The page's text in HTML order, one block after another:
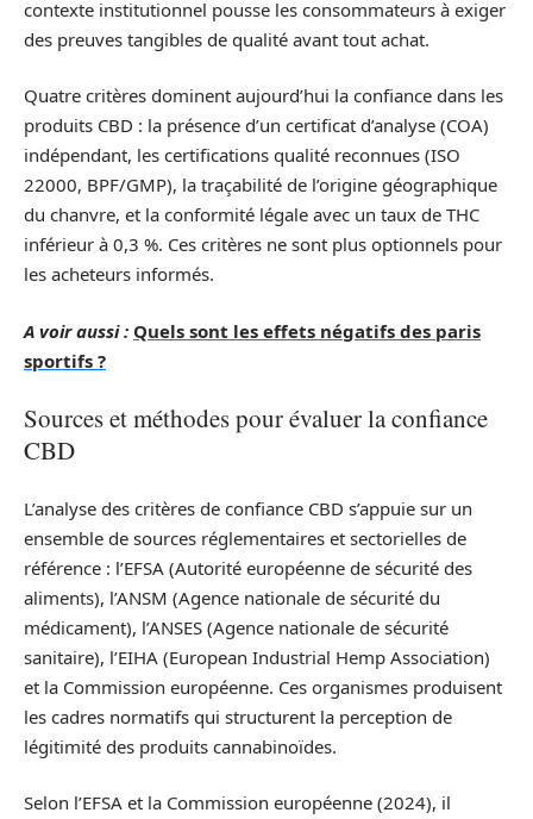
contexte institutionnel pousse les consommateurs à exiger
des preuves tangibles de qualité avant tout achat.
Quatre critères dominent aujourd’hui la confiance dans les
produits CBD : la présence d’un certificat d’analyse (COA)
indépendant, les certifications qualité reconnues (ISO
22000, BPF/GMP), la traçabilité de l’origine géographique
du chanvre, et la conformité légale avec un taux de THC
inférieur à 0,3 %. Ces critères ne sont plus optionnels pour
les acheteurs informés.
A voir aussi : Quels sont les effets négatifs des paris
sportifs ?
Sources et méthodes pour évaluer la confiance
CBD
L’analyse des critères de confiance CBD s’appuie sur un
ensemble de sources réglementaires et sectorielles de
référence : l’EFSA (Autorité européenne de sécurité des
aliments), l’ANSM (Agence nationale de sécurité du
médicament), l’ANSES (Agence nationale de sécurité
sanitaire), l’EIHA (European Industrial Hemp Association)
et la Commission européenne. Ces organismes produisent
les cadres normatifs qui structurent la perception de
légitimité des produits cannabinoïdes.
Selon l’EFSA et la Commission européenne (2024), il